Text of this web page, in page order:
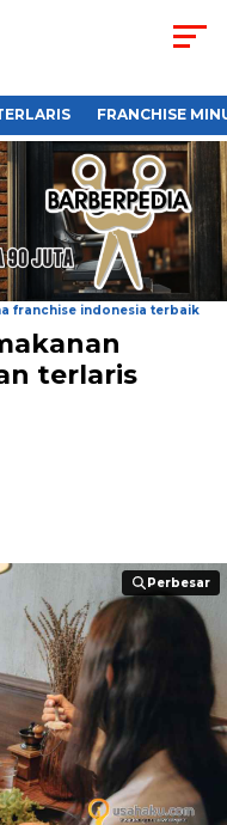
FRANCHISE
franchise indonesia terbaik
terlaris
Perbesar
Perbesar